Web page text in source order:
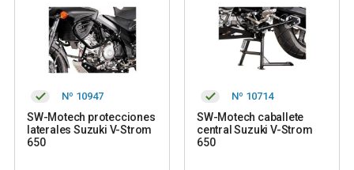
Nº 10947
SW-Motech protecciones
laterales Suzuki V-Strom
650
Nº 10714
SW-Motech caballete
central Suzuki V-Strom
650